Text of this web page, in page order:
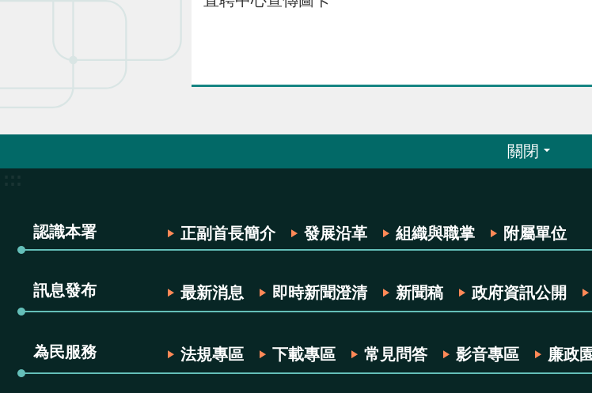
關閉
認識本署 正副首長簡介 發展沿革 組織與職掌 附屬單位
訊息發布 最新消息 即時新聞澄清 新聞稿 政府資訊公開
為民服務 法規專區 下載專區 常見問答 影音專區 廉政